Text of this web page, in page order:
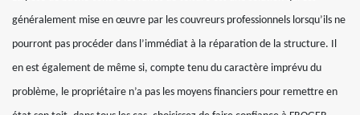
généralement mise en œuvre par les couvreurs professionnels lorsqu’ils ne
pourront pas procéder dans l’immédiat à la réparation de la structure. Il
en est également de même si, compte tenu du caractère imprévu du
problème, le propriétaire n’a pas les moyens financiers pour remettre en